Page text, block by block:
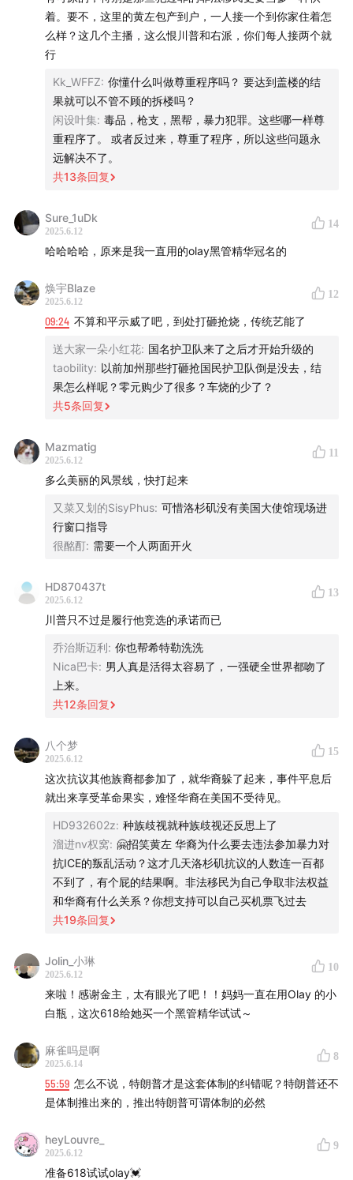
Associated Press seeks full appeals court hearing on
access to Trump administration events
NPR and Colorado public radio stations sue Trump
White House
In their budget bill, Republicans show their contempt
for courts
往期节目
#Bonus 一位中国制造商和他的 MAGA 帽子生意：由特朗
#342 特朗普 2.0 时代，「西方」还存在吗？
#Bonus 裁员风暴下的美国疾控中心：一位华人科研人员
#336 特朗普关税风暴，和可能被改写的全球贸易规则
声动活泼年度新节目上线！
这次，我们倾全团队之力为 AI 时代的青少年做了一件微
小但重要的事。
每期 10 分钟，从一个青少年感兴趣的现象谈起，涉及商
发青少年提出自己的好奇。每周一、三、五早晨 6 点在各
大音频平台准时更新。
🧧前 3 期内容可以免费试听，现在就去节目主页试听吧 ↓
小宇宙听友请点这里
加入我们
声动活泼目前开放全职设计师、商业发展经理、商业内容
策划、内容实习生、社群运营实习生 5 个职位，详情点击
招聘入口，[加入声动活泼（在招职位速览）](加入声动活
泼（在招职位速览），点击相应链接即可查看岗位详情及
投递指南。
加入「2025 声动胡同会员计划」，成为好内容的支持
「声动胡同会员计划」是听众们付费支持声动活泼持续制
作好内容、做更多创作尝试的计划。
我们想邀请你来付费支持我们！
期待你成为好内容的支持
监制：可宣
后期：幸倍
运营：George
商务合作
着。要不，这里的黄左包产到户，一人接一个到你家住着怎
么样？这几个主播，这么恨川普和右派，你们每人接两个就
行
Kk_WFFZ: 你懂什么叫做尊重程序吗？ 要达到盖楼的结
果就可以不管不顾的拆楼吗？
闲设叶集: 毒品，枪支，黑帮，暴力犯罪。这些哪一样尊
重程序了。 或者反过来，尊重了程序，所以这些问题永
远解决不了。
共13条回复
Sure_1uDk
2025.6.12
14
哈哈哈哈，原来是我一直用的olay黑管精华冠名的
焕宇Blaze
2025.6.12
12
09:24 不算和平示威了吧，到处打砸抢烧，传统艺能了
送大家一朵小红花: 国名护卫队来了之后才开始升级的
taobility: 以前加州那些打砸抢国民护卫队倒是没去，结
果怎么样呢？零元购少了很多？车烧的少了？
共5条回复
Mazmatig
2025.6.12
11
多么美丽的风景线，快打起来
又菜又划的SisyPhus: 可惜洛杉矶没有美国大使馆现场进
行窗口指导
很酩酊: 需要一个人两面开火
HD870437t
2025.6.12
13
川普只不过是履行他竞选的承诺而已
乔治斯迈利: 你也帮希特勒洗洗
Nica巴卡: 男人真是活得太容易了，一强硬全世界都吻了
上来。
共12条回复
八个梦
2025.6.12
15
这次抗议其他族裔都参加了，就华裔躲了起来，事件平息后
就出来享受革命果实，难怪华裔在美国不受待见。
HD932602z: 种族歧视就种族歧视还反思上了
溜进nv权窝: 🤗招笑黄左 华裔为什么要去违法参加暴力对
抗ICE的叛乱活动？这才几天洛杉矶抗议的人数连一百都
不到了，有个屁的结果啊。非法移民为自己争取非法权益
和华裔有什么关系？你想支持可以自己买机票飞过去
共19条回复
Jolin_小琳
2025.6.12
10
来啦！感谢金主，太有眼光了吧！！妈妈一直在用Olay 的小
白瓶，这次618给她买一个黑管精华试试～
麻雀吗是啊
2025.6.14
8
55:59 怎么不说，特朗普才是这套体制的纠错呢？特朗普还不
是体制推出来的，推出特朗普可谓体制的必然
heyLouvre_
2025.6.12
9
准备618试试olay💓